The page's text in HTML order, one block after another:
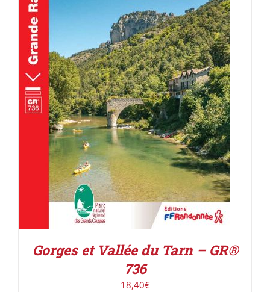
AJOUTER AU PANIER / DÉTAILS
Gorges et Vallée du Tarn – GR®
736
18,40€